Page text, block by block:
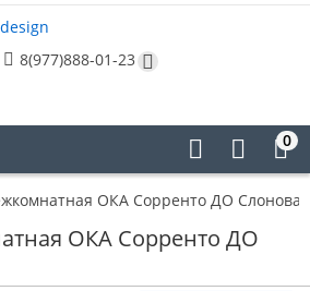
8(977)888-01-23
0
ОКА Сорренто ДО Слоновая
ОКА Сорренто ДО